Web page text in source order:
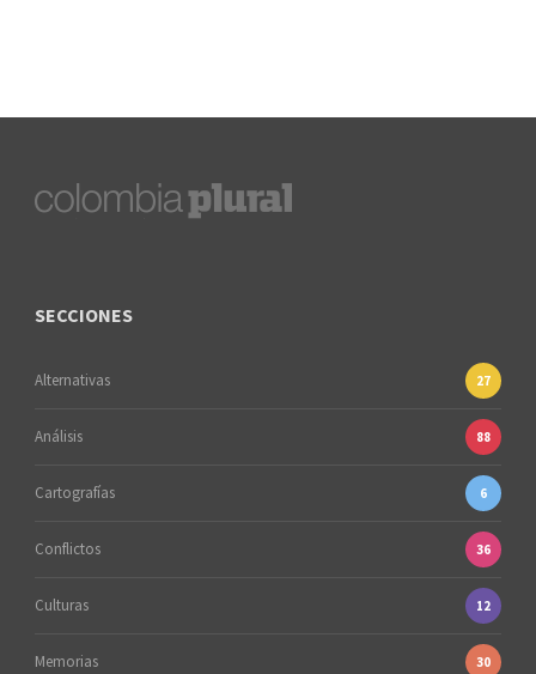
SECCIONES
Alternativas 27
Análisis 88
Cartografías 6
Conflictos 36
Culturas 12
Memorias 30